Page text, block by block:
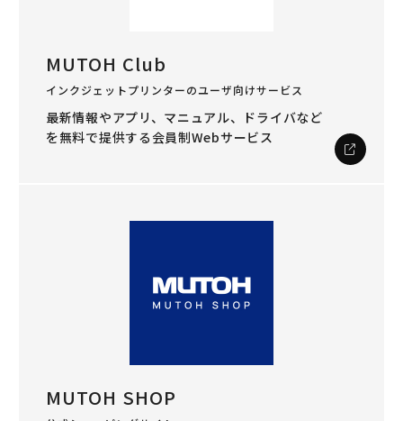
MUTOH Club
インクジェットプリンターのユーザ向けサービス
最新情報やアプリ、マニュアル、ドライバなど
を無料で提供する会員制Webサービス
MUTOH SHOP